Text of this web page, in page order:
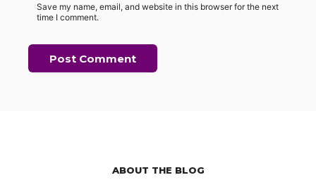
Save my name, email, and website in this browser for the next
time I comment.
ABOUT THE BLOG